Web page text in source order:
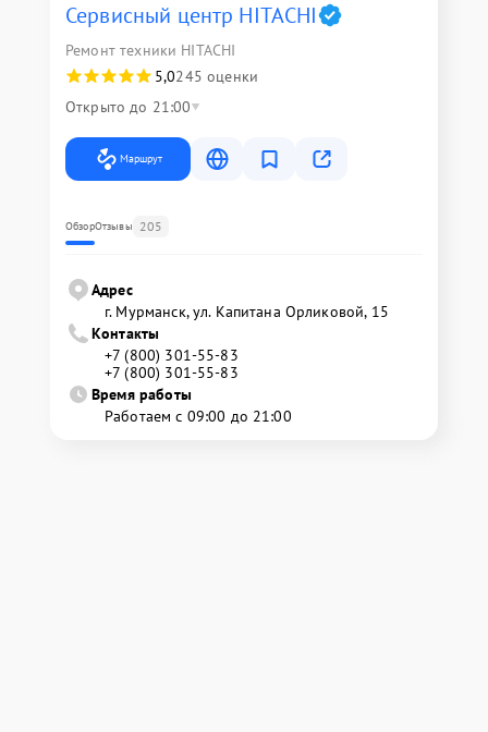
Сервисный центр HITACHI
Ремонт техники HITACHI
5,0245 оценки
Открыто до 21:00
Маршрут
ОбзорОтзывы 205
Адрес
г. Мурманск, ул. Капитана Орликовой, 15
Контакты
+7 (800) 301-55-83
+7 (800) 301-55-83
Время работы
Работаем с 09:00 до 21:00